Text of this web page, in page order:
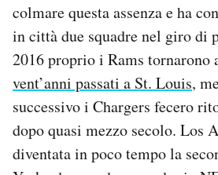
colmare questa assenza e ha
in città due squadre nel giro di
2016 proprio i Rams tornarono
vent’anni passati a St. Louis,
successivo i Chargers fecero
dopo quasi mezzo secolo. Los
diventata in poco tempo la